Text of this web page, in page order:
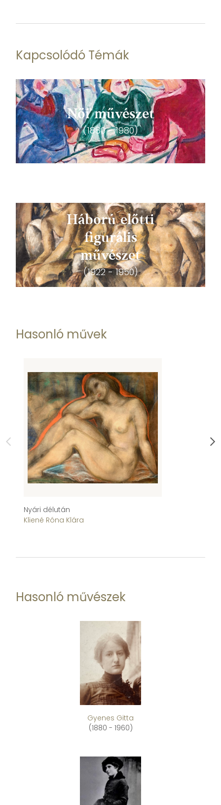
Kapcsolódó Témák
Női művészet
(1880 - 1980)
Háború előtti
figurális
művészet
(1922 - 1950)
Hasonló művek
Nyári délután
Kliené Róna Klára
Hasonló művészek
Gyenes Gitta
(1880 - 1960)